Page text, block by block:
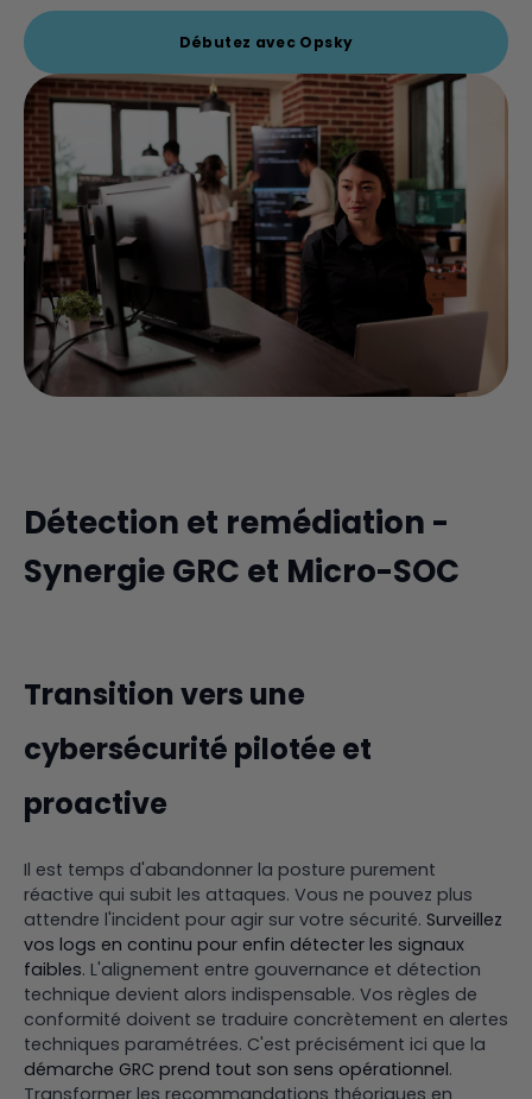
Débutez avec Opsky
Détection et remédiation -
Synergie GRC et Micro-SOC
Transition vers une
cybersécurité pilotée et
proactive
Il est temps d'abandonner la posture purement
réactive qui subit les attaques. Vous ne pouvez plus
attendre l'incident pour agir sur votre sécurité. Surveillez
vos logs en continu pour enfin détecter les signaux
faibles. L'alignement entre gouvernance et détection
technique devient alors indispensable. Vos règles de
conformité doivent se traduire concrètement en alertes
techniques paramétrées. C'est précisément ici que la
démarche GRC prend tout son sens opérationnel.